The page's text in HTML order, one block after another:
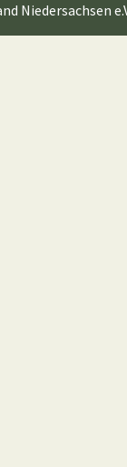
Niedersachsen